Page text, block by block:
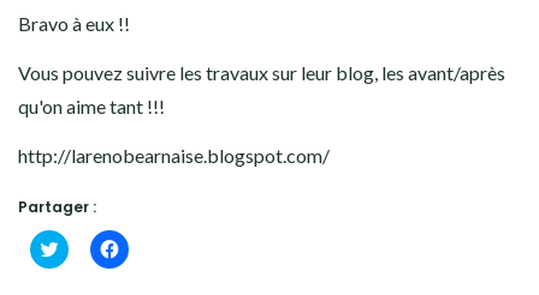
Bravo à eux !!
Vous pouvez suivre les travaux sur leur blog, les avant/après
qu'on aime tant !!!
http://larenobearnaise.blogspot.com/
Partager :
Cliquez
pour
Cliquez
pour